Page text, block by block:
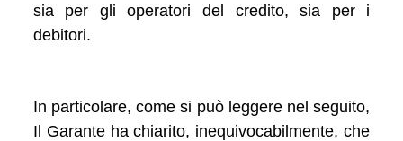
sia per gli operatori del credito, sia per i
debitori.
In particolare, come si può leggere nel seguito,
Il Garante ha chiarito, inequivocabilmente, che